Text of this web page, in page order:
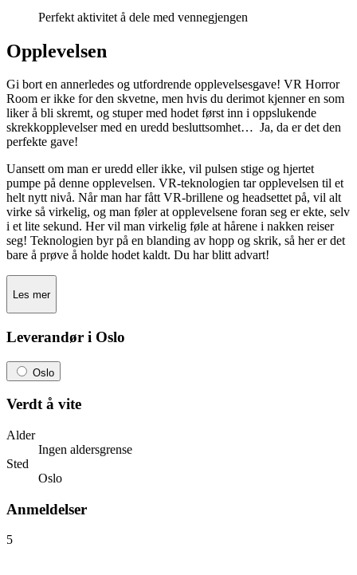
Perfekt aktivitet å dele med vennegjengen
Opplevelsen
Gi bort en annerledes og utfordrende opplevelsesgave! VR Horror
Room er ikke for den skvetne, men hvis du derimot kjenner en som
liker å bli skremt, og stuper med hodet først inn i oppslukende
skrekkopplevelser med en uredd besluttsomhet… Ja, da er det den
perfekte gave!
Uansett om man er uredd eller ikke, vil pulsen stige og hjertet
pumpe på denne opplevelsen. VR-teknologien tar opplevelsen til et
helt nytt nivå. Når man har fått VR-brillene og headsettet på, vil alt
virke så virkelig, og man føler at opplevelsene foran seg er ekte, selv
i et lite sekund. Her vil man virkelig føle at hårene i nakken reiser
seg! Teknologien byr på en blanding av hopp og skrik, så her er det
bare å prøve å holde hodet kaldt. Du har blitt advart!
Les mer
Leverandør i Oslo
Oslo
Verdt å vite
Alder
Ingen aldersgrense
Sted
Oslo
Anmeldelser
5